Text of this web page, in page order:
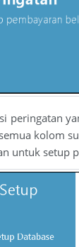
peringatan
kolom
untuk setup